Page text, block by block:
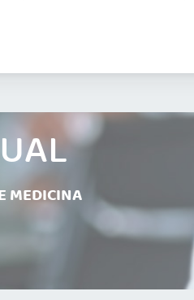
MEDICINA